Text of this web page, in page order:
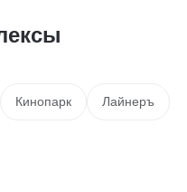
Кинопарк Лайнеръ